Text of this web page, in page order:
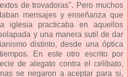
de trovadoras". Pero muchos
mensajes y enseñanza que
iglesia practicaba en aquellos
y una manera sutil de dar
distinto, desde una óptica
En este otro escrito por
de alegato contra el celibato,
se negaron a aceptar para si,